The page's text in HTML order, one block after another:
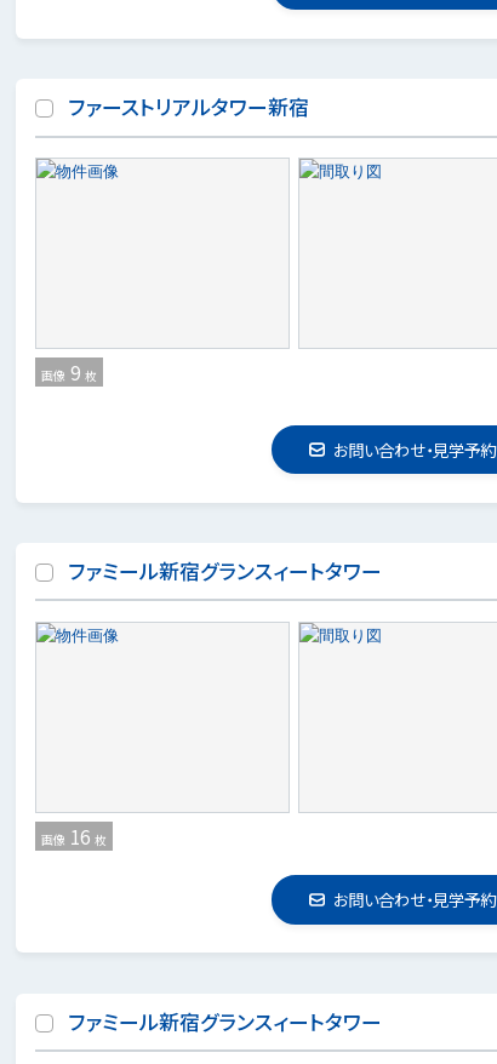
ファーストリアルタワー新宿
画像 9 枚
お問い合わせ・見学予約
ファミール新宿グランスィートタワー
画像 16 枚
お問い合わせ・見学予約
ファミール新宿グランスィートタワー